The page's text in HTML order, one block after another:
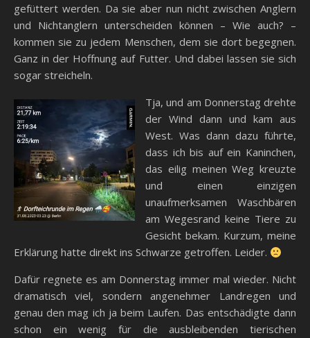
gefüttert werden. Da sie aber nun nicht zwischen Anglern
und Nichtanglern unterscheiden können – Wie auch? –
kommen sie zu jedem Menschen, dem sie dort begegnen.
Ganz in der Hoffnung auf Futter. Und dabei lassen sie sich
sogar streicheln.
Tja, und am Donnerstag drehte
der Wind dann und kam aus
West. Was dann dazu führte,
dass ich bis auf ein Kaninchen,
das eilig meinen Weg kreuzte
und einen einzigen
unaufmerksamen Waschbären
am Wegesrand keine Tiere zu
Gesicht bekam. Kurzum, meine
Erklärung hatte direkt ins Schwarze getroffen. Leider.
Dafür regnete es am Donnerstag immer mal wieder. Nicht
dramatisch viel, sondern angenehmer Landregen und
genau den mag ich ja beim Laufen. Das entschädigte dann
schon ein wenig für die ausbleibenden tierischen